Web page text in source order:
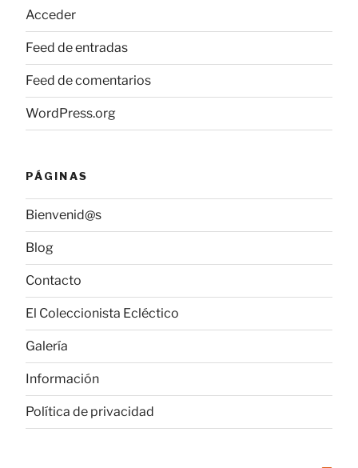
Acceder
Feed de entradas
Feed de comentarios
WordPress.org
PÁGINAS
Bienvenid@s
Blog
Contacto
El Coleccionista Ecléctico
Galería
Información
Política de privacidad